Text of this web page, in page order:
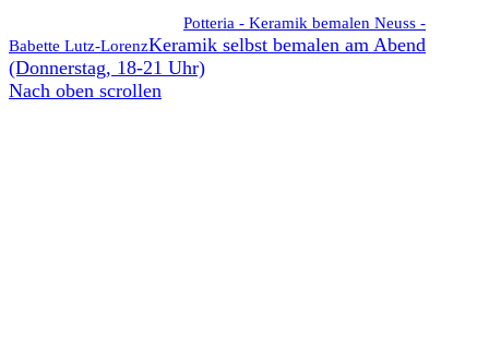
Potteria - Keramik bemalen Neuss -
Babette Lutz-LorenzKeramik selbst bemalen am Abend
(Donnerstag, 18-21 Uhr)
Nach oben scrollen